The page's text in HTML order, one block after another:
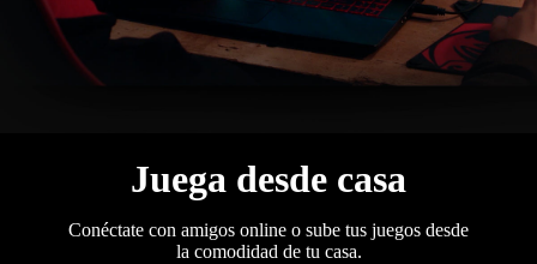
Juega desde casa
Conéctate con amigos online o sube tus juegos desde
la comodidad de tu casa.